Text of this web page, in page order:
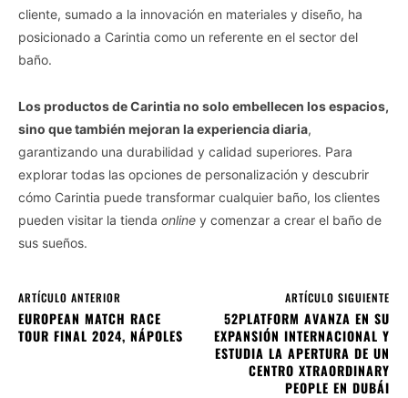
cliente, sumado a la innovación en materiales y diseño, ha
posicionado a Carintia como un referente en el sector del
baño.
Los productos de Carintia no solo embellecen los espacios,
sino que también mejoran la experiencia diaria,
garantizando una durabilidad y calidad superiores. Para
explorar todas las opciones de personalización y descubrir
cómo Carintia puede transformar cualquier baño, los clientes
pueden visitar la tienda online y comenzar a crear el baño de
sus sueños.
ARTÍCULO ANTERIOR
EUROPEAN MATCH RACE
TOUR FINAL 2024, NÁPOLES
ARTÍCULO SIGUIENTE
52PLATFORM AVANZA EN SU
EXPANSIÓN INTERNACIONAL Y
ESTUDIA LA APERTURA DE UN
CENTRO XTRAORDINARY
PEOPLE EN DUBÁI